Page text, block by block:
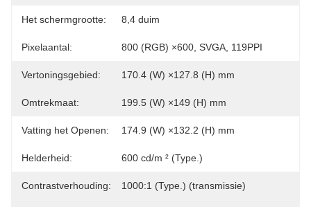
Het schermgrootte: 8,4 duim
Pixelaantal: 800 (RGB) ×600, SVGA, 119PPI
Vertoningsgebied: 170.4 (W) ×127.8 (H) mm
Omtrekmaat: 199.5 (W) ×149 (H) mm
Vatting het Openen: 174.9 (W) ×132.2 (H) mm
Helderheid: 600 cd/m ² (Type.)
Contrastverhouding: 1000:1 (Type.) (transmissie)